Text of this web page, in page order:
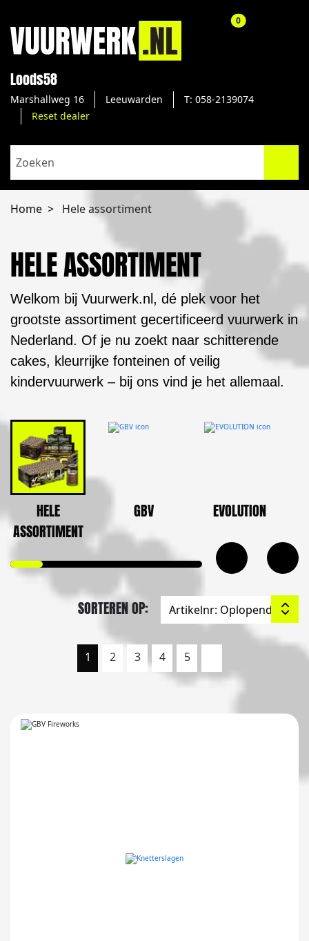
Loods58
Marshallweg 16 Leeuwarden
T: 058-2139074
Reset dealer
0aantal
Home Hele assortiment
HELE ASSORTIMENT
Welkom bij Vuurwerk.nl, dé plek voor het
grootste assortiment gecertificeerd vuurwerk in
Nederland. Of je nu zoekt naar schitterende
cakes, kleurrijke fonteinen of veilig
kindervuurwerk – bij ons vind je het allemaal.
HELE
ASSORTIMENT
GBV EVOLUTION
SORTEREN OP:
1 2 3 4 5